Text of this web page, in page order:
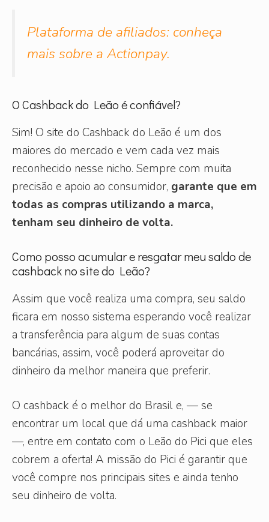
Plataforma de afiliados: conheça
mais sobre a Actionpay.
O Cashback do Leão é confiável?
Sim! O site do Cashback do Leão é um dos
maiores do mercado e vem cada vez mais
reconhecido nesse nicho. Sempre com muita
precisão e apoio ao consumidor, garante que em
todas as compras utilizando a marca,
tenham seu dinheiro de volta.
Como posso acumular e resgatar meu saldo de
cashback no site do Leão?
Assim que você realiza uma compra, seu saldo
ficara em nosso sistema esperando você realizar
a transferência para algum de suas contas
bancárias, assim, você poderá aproveitar do
dinheiro da melhor maneira que preferir.
O cashback é o melhor do Brasil e, — se
encontrar um local que dá uma cashback maior
—, entre em contato com o Leão do Pici que eles
cobrem a oferta! A missão do Pici é garantir que
você compre nos principais sites e ainda tenho
seu dinheiro de volta.